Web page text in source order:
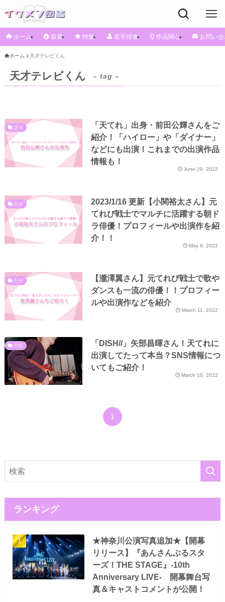
ホーム 新着 特集 若手俳優 作品関心 お問い
ホーム 天才テレビくん
天才テレビくん – tag –
ま行
「天てれ」出身・前田公輝さんをご
紹介！「ハイロー」や「ダイナー」
などにも出演！これまでの出演作品
情報も！
June 29, 2022
か行
2023/1/16 更新【小関裕太さん】元
てれび戦士でマルチに活躍する朝ド
ラ俳優！プロフィールや出演作を紹
介！！
May 9, 2022
た行
【瀧澤翼さん】元てれび戦士で歌や
ダンスも一流の俳優！！プロフィー
ルや出演作などを紹介
March 11, 2022
や行
「DISH//」矢部昌暉さん！天てれに
出演してたって本当？SNS情報につ
いてもご紹介！
March 10, 2022
1
ランキング
★神奈川公演写真追加★【開幕
リリース】『あんさんぶるスタ
ーズ！THE STAGE』-10th
Anniversary LIVE- 開幕舞台写
真＆キャストコメントが公開！